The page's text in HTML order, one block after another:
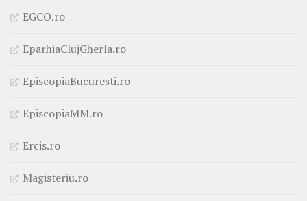
EGCO.ro
EparhiaClujGherla.ro
EpiscopiaBucuresti.ro
EpiscopiaMM.ro
Ercis.ro
Magisteriu.ro